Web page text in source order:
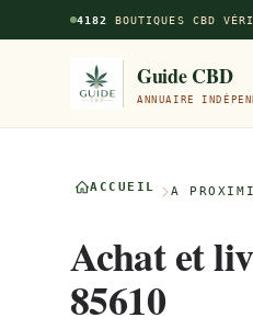
Aller au contenu principal
4182 BOUTIQUES CBD
Guide CBD
ANNUAIRE
ACCUEIL À
Achat et
85610